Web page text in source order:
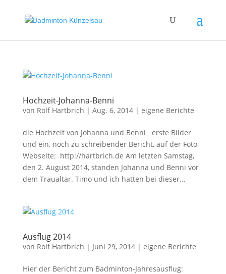
Hochzeit-Johanna-Benni
von Rolf Hartbrich | Aug. 6, 2014| eigene Berichte
die Hochzeit von Johanna und Benni erste Bilder
und ein, noch zu schreibender Bericht, auf der Foto-
Webseite: http://hartbrich.de Am letzten Samstag,
den 2. August 2014, standen Johanna und Benni vor
dem Traualtar. Timo und ich hatten bei dieser...
Ausflug 2014
von Rolf Hartbrich | Juni 29, 2014| eigene Berichte
Hier der Bericht zum Badminton-Jahresausflug: